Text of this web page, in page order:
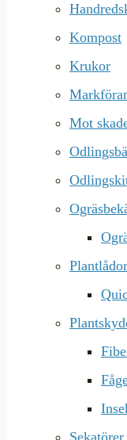
Kompost
Krukor
Mot